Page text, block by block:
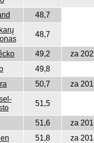
48,7
48,7
49,2
za
49,8
50,7 za
51,5
51,6
za
51,8
za